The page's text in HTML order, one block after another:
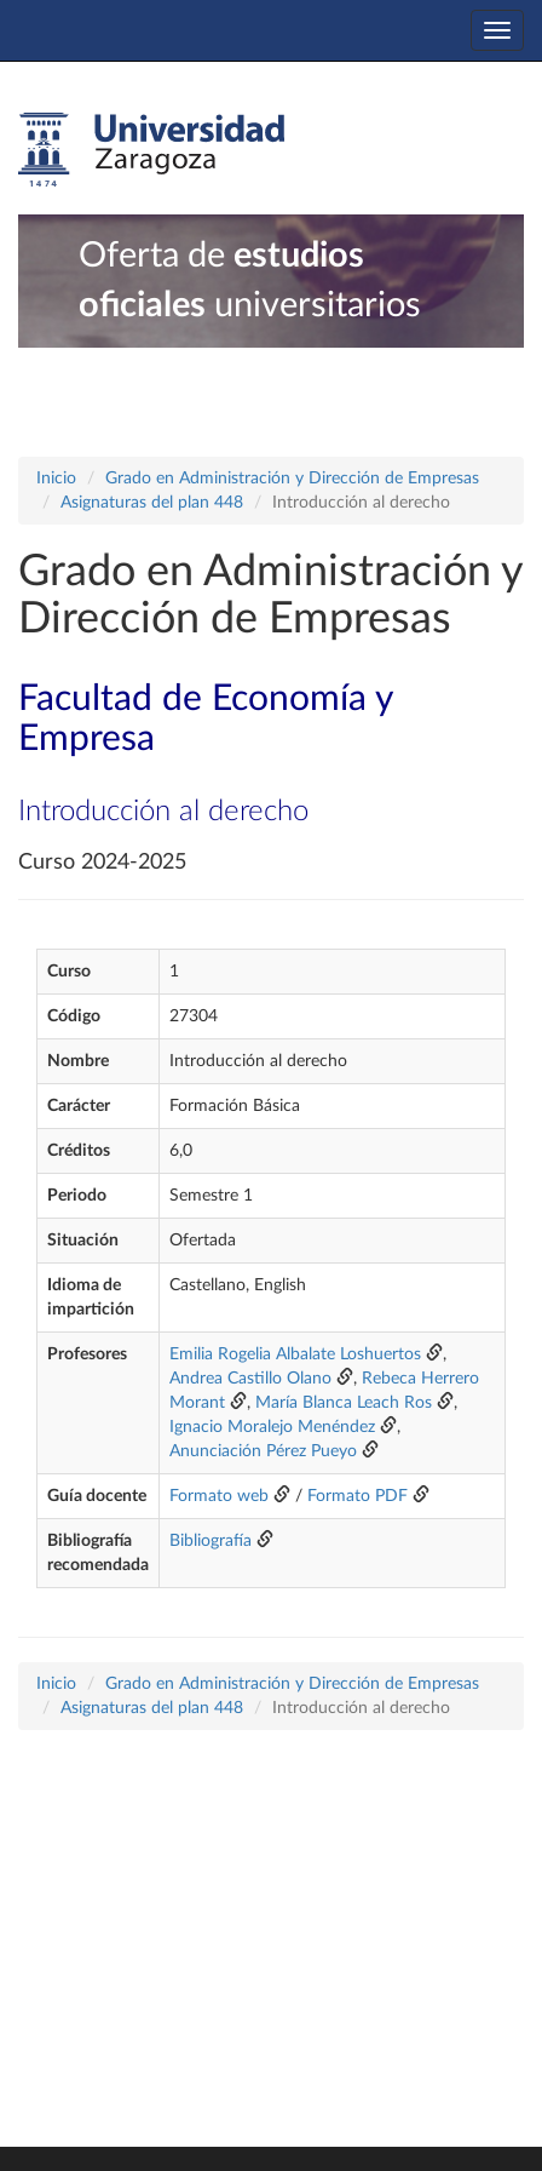
Oferta de estudios
oficiales universitarios
Inicio
Grado en Administración y Dirección de Empresas
Asignaturas del plan 448
Introducción al derecho
Grado en Administración y
Dirección de Empresas
Facultad de Economía y
Empresa
Introducción al derecho
Curso 2024-2025
Curso 1
Código 27304
Nombre Introducción al derecho
Carácter Formación Básica
Créditos 6,0
Periodo Semestre 1
Situación Ofertada
Idioma de
impartición
Castellano, English
Profesores Emilia Rogelia Albalate Loshuertos
,
Andrea Castillo Olano
, Rebeca Herrero
Morant
, María Blanca Leach Ros
,
Ignacio Moralejo Menéndez
,
Anunciación Pérez Pueyo
Guía docente Formato web / Formato PDF
Bibliografía
recomendada
Bibliografía
Inicio
Grado en Administración y Dirección de Empresas
Asignaturas del plan 448
Introducción al derecho